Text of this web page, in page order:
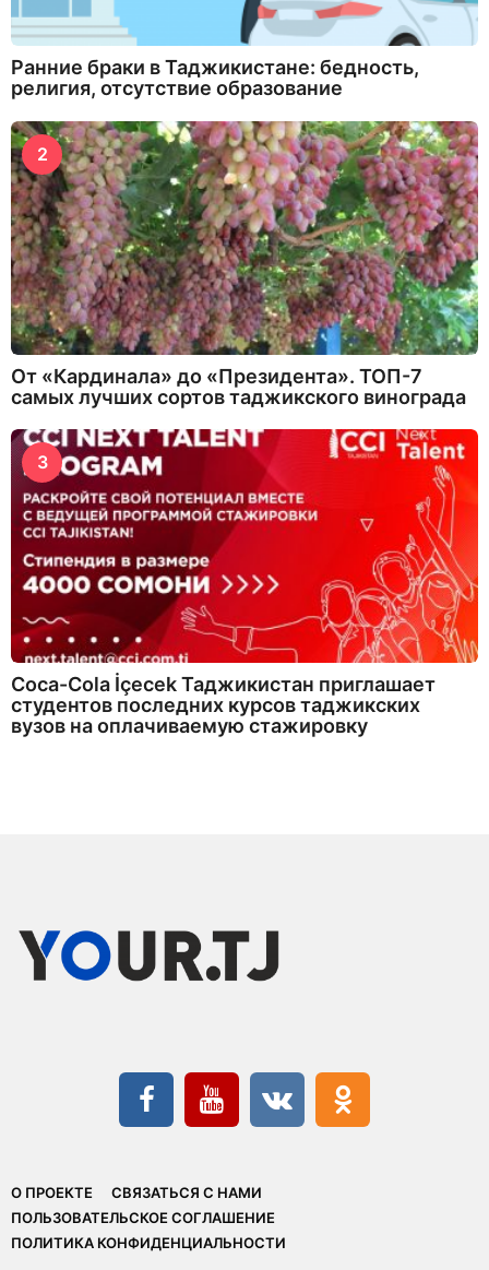
Ранние браки в Таджикистане: бедность,
религия, отсутствие образование
2
От «Кардинала» до «Президента». ТОП-7
самых лучших сортов таджикского винограда
3
Coca-Cola İçecek Таджикистан приглашает
студентов последних курсов таджикских
вузов на оплачиваемую стажировку
О ПРОЕКТЕ
СВЯЗАТЬСЯ С НАМИ
ПОЛЬЗОВАТЕЛЬСКОЕ СОГЛАШЕНИЕ
ПОЛИТИКА КОНФИДЕНЦИАЛЬНОСТИ